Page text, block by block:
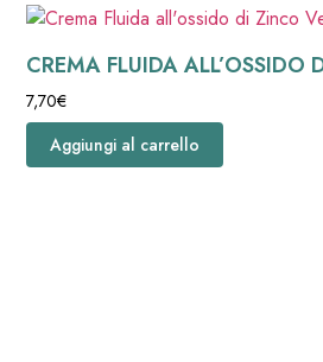
CREMA FLUIDA ALL’OSSIDO
7,70€
Aggiungi al carrello